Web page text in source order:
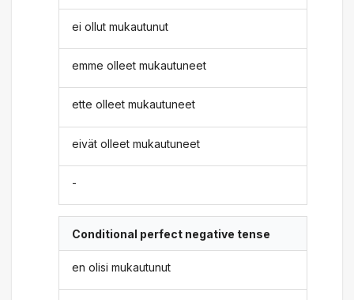
ei ollut mukautunut
emme olleet mukautuneet
ette olleet mukautuneet
eivät olleet mukautuneet
-
Conditional perfect negative tense
en olisi mukautunut